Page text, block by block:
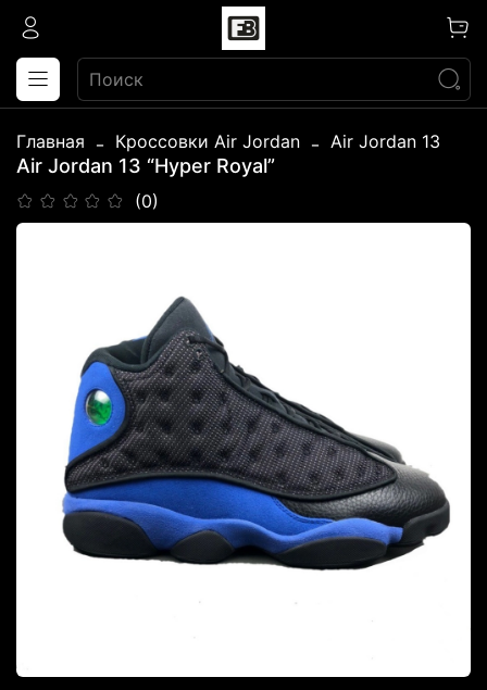
Главная Кроссовки Air Jordan Air Jordan 13
Air Jordan 13 “Hyper Royal”
(0)